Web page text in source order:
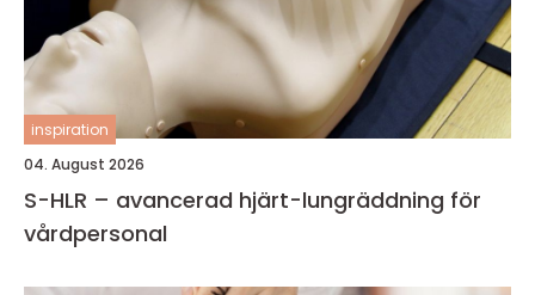
inspiration
04. August 2026
S-HLR – avancerad hjärt-lungräddning för
vårdpersonal